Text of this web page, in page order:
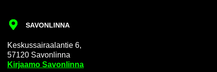
SA­VON­LIN­NA
Kes­kus­sai­raa­lan­tie 6,
57120 Sa­von­lin­na
Kir­jaa­mo Sa­von­lin­na